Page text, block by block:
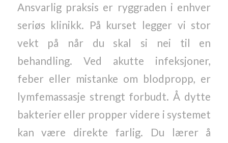
Ansvarlig praksis er ryggraden i enhver
seriøs klinikk. På kurset legger vi stor
vekt på når du skal si nei til en
behandling. Ved akutte infeksjoner,
feber eller mistanke om blodpropp, er
lymfemassasje strengt forbudt. Å dytte
bakterier eller propper videre i systemet
kan være direkte farlig. Du lærer å